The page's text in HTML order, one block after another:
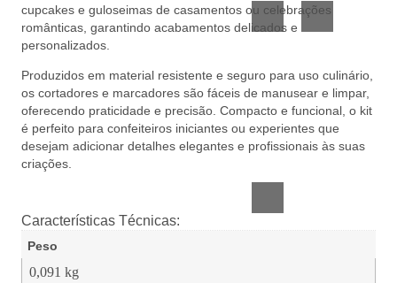
Acessórios
cupcakes e guloseimas de casamentos ou celebrações
românticas, garantindo acabamentos delicados e
personalizados.
Produzidos em material resistente e seguro para uso culinário,
os cortadores e marcadores são fáceis de manusear e limpar,
oferecendo praticidade e precisão. Compacto e funcional, o kit
é perfeito para confeiteiros iniciantes ou experientes que
desejam adicionar detalhes elegantes e profissionais às suas
criações.
Características Técnicas:
Peso
0,091 kg